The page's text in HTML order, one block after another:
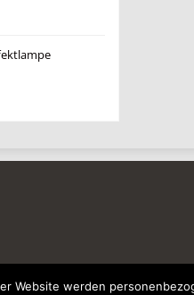
Website werden